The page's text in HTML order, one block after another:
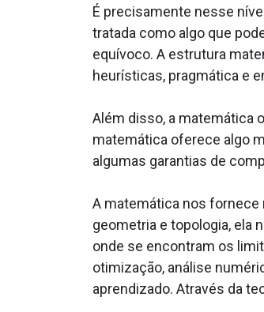
É precisamente nesse
tratada como algo que
equívoco. A estrutura
heurísticas, pragmática e
Além disso, a matemática
matemática oferece algo
algumas garantias de
A matemática nos fornece
geometria e topologia, ela
onde se encontram os
otimização, análise
aprendizado. Através da